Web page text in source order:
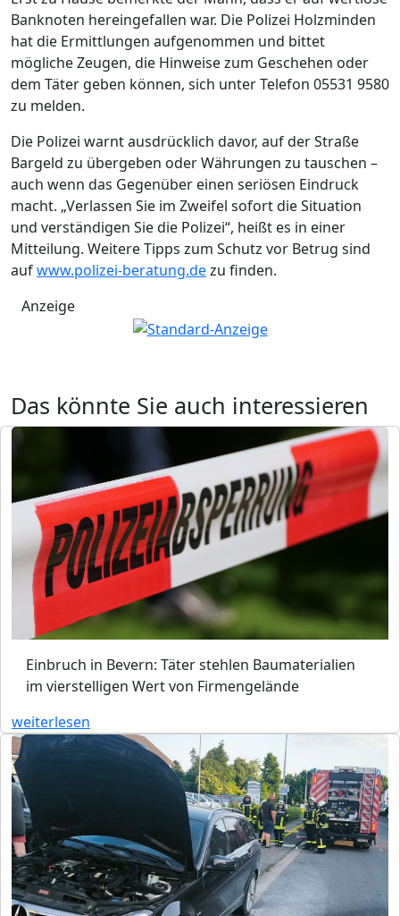
Banknoten hereingefallen war. Die Polizei Holzminden
hat die Ermittlungen aufgenommen und bittet
mögliche Zeugen, die Hinweise zum Geschehen oder
dem Täter geben können, sich unter Telefon 05531 9580
zu melden.
Die Polizei warnt ausdrücklich davor, auf der Straße
Bargeld zu übergeben oder Währungen zu tauschen –
auch wenn das Gegenüber einen seriösen Eindruck
macht. „Verlassen Sie im Zweifel sofort die Situation
und verständigen Sie die Polizei“, heißt es in einer
Mitteilung. Weitere Tipps zum Schutz vor Betrug sind
aufwww.polizei-beratung.dezu finden.
Anzeige
Das könnte Sie auch interessieren
Einbruch in Bevern: Täter stehlen Baumaterialien
im vierstelligen Wert von Firmengelände
weiterlesen